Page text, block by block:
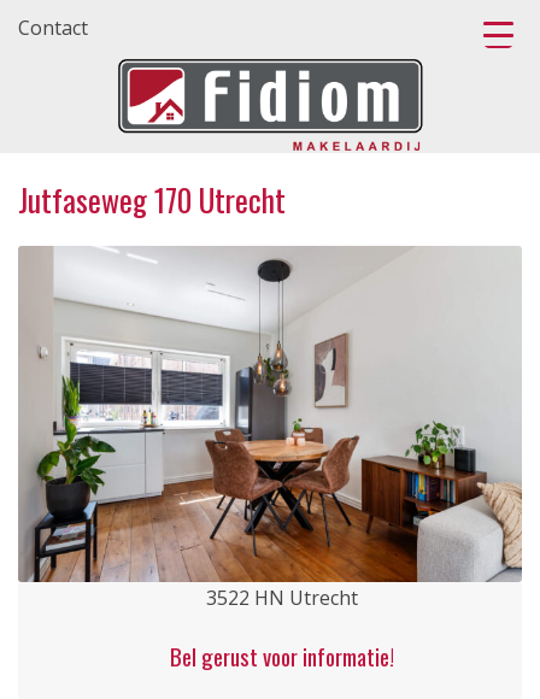
Contact
Jutfaseweg 170 Utrecht
3522 HN Utrecht
Bel gerust voor informatie!